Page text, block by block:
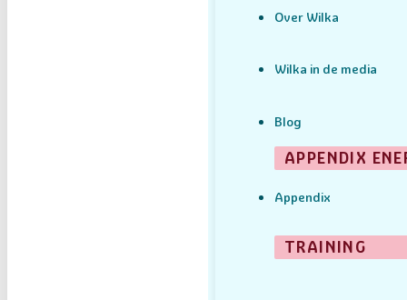
Over Wilka
Wilka in de media
Blog
APPENDIX
Appendix
TRAINING